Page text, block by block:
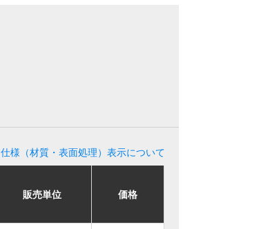
仕様（材質・表面処理）表示について
販売単位
価格
販売単位
価格